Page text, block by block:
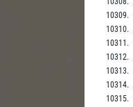
10309.
10310.
10311 .
10312.
10313.
10314.
10315.